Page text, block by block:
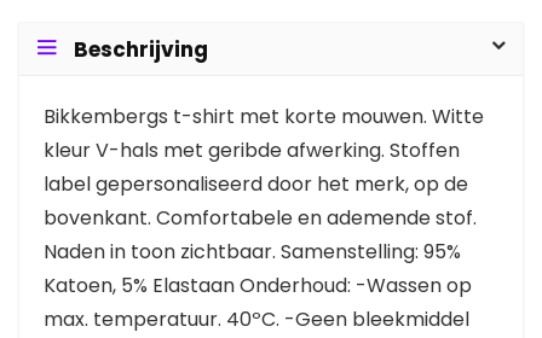
Beschrijving
Bikkembergs t-shirt met korte mouwen. Witte
kleur V-hals met geribde afwerking. Stoffen
label gepersonaliseerd door het merk, op de
bovenkant. Comfortabele en ademende stof.
Naden in toon zichtbaar. Samenstelling: 95%
Katoen, 5% Elastaan Onderhoud: -Wassen op
max. temperatuur. 40ºC. -Geen bleekmiddel